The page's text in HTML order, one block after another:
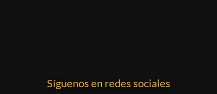
Síguenos en redes sociales